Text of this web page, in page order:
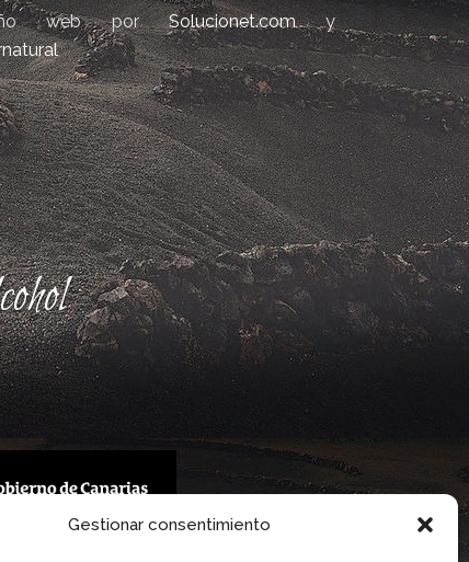
Gestionar consentimiento
web porSolucionet.comy
de Canarias